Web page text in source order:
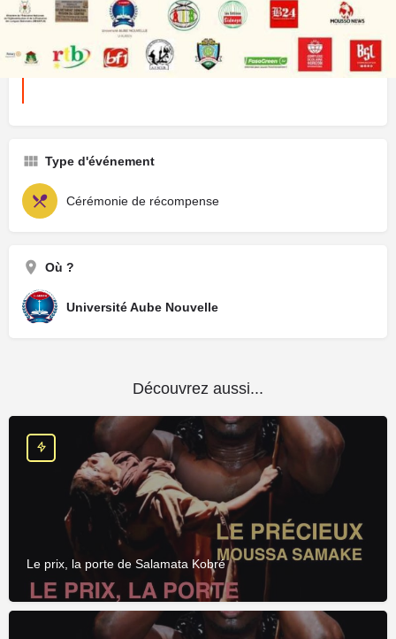
5 septembre 2023 08:00 - 08:00
Terminé
Type d'événement
Cérémonie de récompense
Où ?
Université Aube Nouvelle
Découvrez aussi...
Le prix, la porte de Salamata Kobré